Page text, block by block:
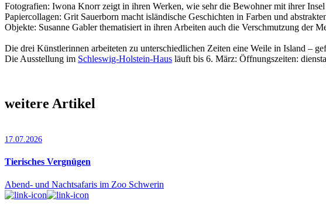
Fotografien: Iwona Knorr zeigt in ihren Werken, wie sehr die Bewohner mit ihrer
Papiercollagen: Grit Sauerborn macht isländische Geschichten in Farben und
Objekte: Susanne Gabler thematisiert in ihren Arbeiten auch die Verschmutzung der
Die drei Künstlerinnen arbeiteten zu unterschiedlichen Zeiten eine Weile in Island –
Die Ausstellung im Schleswig-Holstein-Haus läuft bis 6. März: Öffnungszeiten:
weitere Artikel
17.07.2026
Tierisches Vergnügen
Abend- und Nachtsafaris im Zoo Schwerin